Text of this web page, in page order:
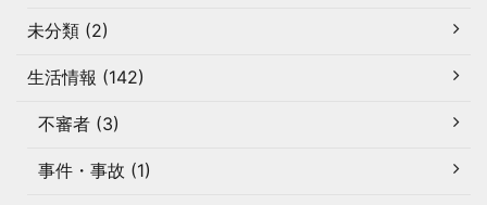
未分類 (2)
生活情報 (142)
不審者 (3)
事件・事故 (1)